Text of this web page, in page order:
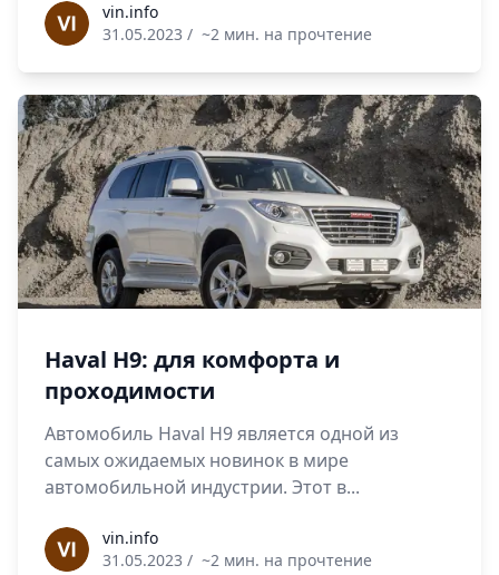
vin.infovin.info
31.05.2023 / ~2 мин. на прочтение
Haval H9: для комфорта и
проходимости
Автомобиль Haval H9 является одной из
самых ожидаемых новинок в мире
автомобильной индустрии. Этот в...
vin.infovin.info
31.05.2023 / ~2 мин. на прочтение